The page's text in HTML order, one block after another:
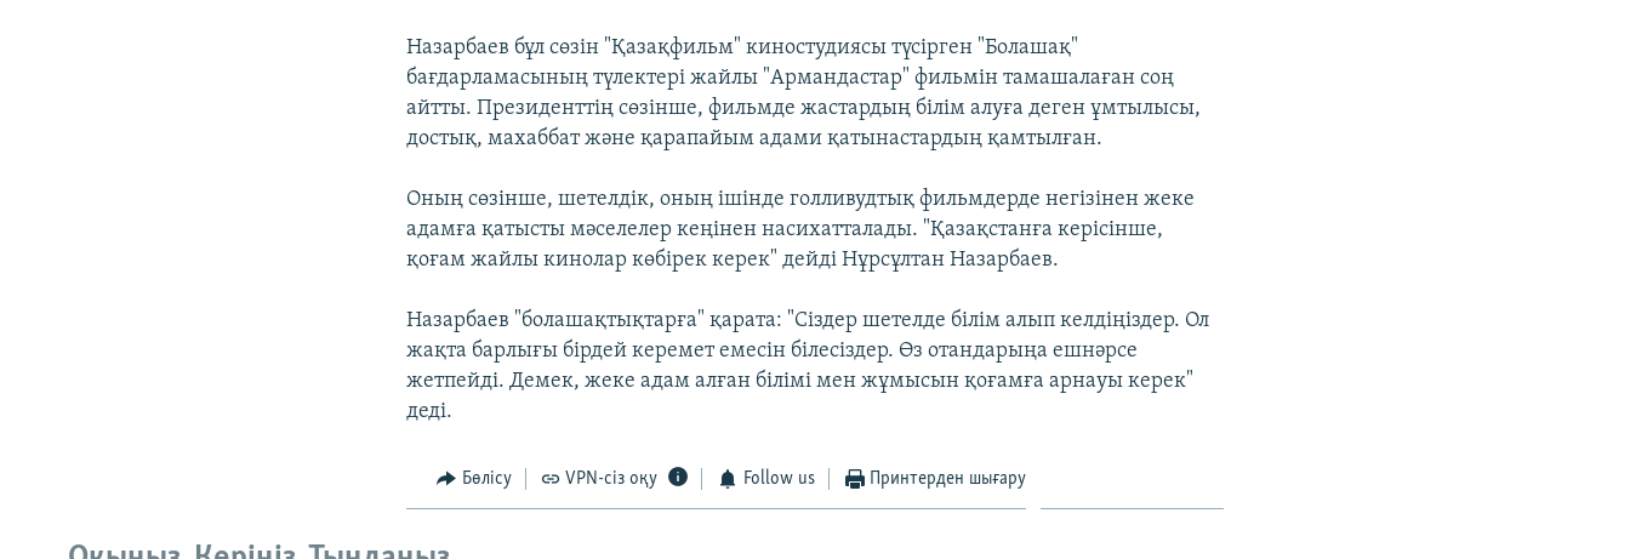
Назарбаев бұл сөзін "Қазақфильм" киностудиясы түсірген "Болашақ"
бағдарламасының түлектері жайлы "Армандастар" фильмін тамашалаған соң
айтты. Президенттің сөзінше, фильмде жастардың білім алуға деген ұмтылысы,
достық, махаббат және қарапайым адами қатынастардың қамтылған.
Оның сөзінше, шетелдік, оның ішінде голливудтық фильмдерде негізінен жеке
адамға қатысты мәселелер кеңінен насихатталады. "Қазақстанға керісінше,
қоғам жайлы кинолар көбірек керек" дейді Нұрсұлтан Назарбаев.
Назарбаев "болашақтықтарға" қарата: "Сіздер шетелде білім алып келдіңіздер. Ол
жақта барлығы бірдей керемет емесін білесіздер. Өз отандарыңа ешнәрсе
жетпейді. Демек, жеке адам алған білімі мен жұмысын қоғамға арнауы керек"
деді.
Бөлісу VPN-сіз оқу Follow us Принтерден шығару